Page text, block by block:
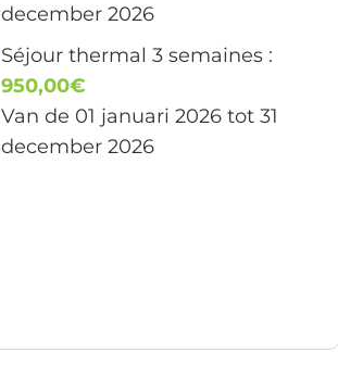
december 2026
Séjour thermal 3 semaines :
950,00€
Van de 01 januari 2026 tot 31
december 2026